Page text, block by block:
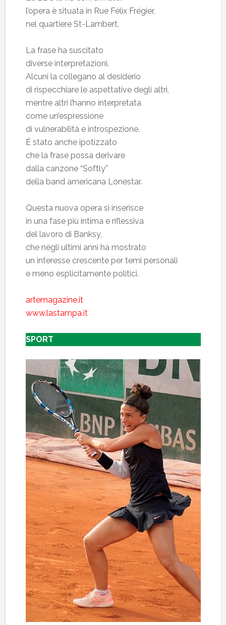
l’opera è situata in Rue Félix Frégier,
nel quartiere St-Lambert.
La frase ha suscitato
diverse interpretazioni.
Alcuni la collegano al desiderio
di rispecchiare le aspettative degli altri,
mentre altri l’hanno interpretata
come un’espressione
di vulnerabilità e introspezione.
È stato anche ipotizzato
che la frase possa derivare
dalla canzone “Softly”
della band americana Lonestar.
Questa nuova opera si inserisce
in una fase più intima e riflessiva
del lavoro di Banksy,
che negli ultimi anni ha mostrato
un interesse crescente per temi personali
e meno esplicitamente politici.
artemagazine.it
www.lastampa.it
SPORT